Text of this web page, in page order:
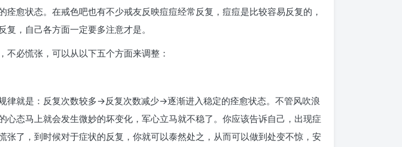
愈状态。在戒色吧也有不少戒友反映痘痘经常反复，痘痘是比较容易反复的，
，自己各方面一定要多注意才是。
必慌张，可以从以下五个方面来调整：
律就是：反复次数较多→反复次数减少→逐渐进入稳定的痊愈状态。不管风吹浪
态马上就会发生微妙的坏变化，军心立马就不稳了。你应该告诉自己，出现症
了，到时候对于症状的反复，你就可以泰然处之，从而可以做到处变不惊，安